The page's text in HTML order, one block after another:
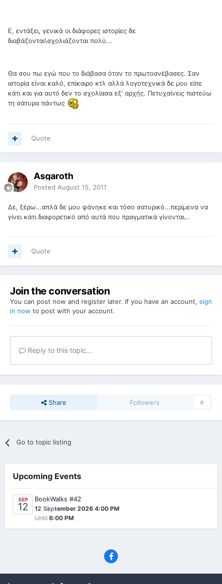
Ε, εντάξει, γενικά οι διάφορες ιστορίες δε
διαβάζονται\σχολιάζονται πολύ...
Θα σου πω εγώ που το διάβασα όταν το πρωτοανέβασες. Σαν
ιστορία είναι καλό, επίκαιρο κτλ αλλά λογοτεχνικά δε μου είπε
κάτι και για αυτό δεν το σχολίασα εξ' αρχής. Πετυχαίνεις πιστεύω
τη σάτυρα πάντως
Quote
Asgaroth
Posted August 15, 2011
Δε, ξέρω...απλά δε μου φάνηκε και τόσο σατυρικό...περίμενα να
γίνει κάτι διαφορετικό από αυτά που πραγματικά γίνονται...
Quote
Join the conversation
You can post now and register later. If you have an account, sign
in now to post with your account.
Reply to this topic...
Share Followers 0
Go to topic listing
Upcoming Events
SEP
12 0
BookWalks #42
12 September 2026 4:00 PM
Until 6:00 PM